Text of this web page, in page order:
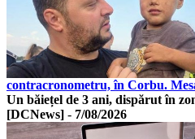
contracronometru, în Corbu.
Un băiețel de 3 ani, dispărut în
[DCNews] - 7/08/2026